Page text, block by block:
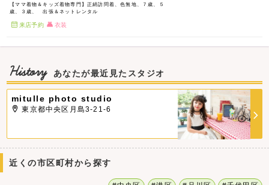
【ママ着物＆キッズ着物専門】正絹訪問着、色無地、７歳、５
歳、３歳、 出張＆ネットレンタル
来店予約 衣装
History あなたが最近見たスタジオ
mitulle photo studio
東京都中央区月島3-21-6
近くの市区町村から探す